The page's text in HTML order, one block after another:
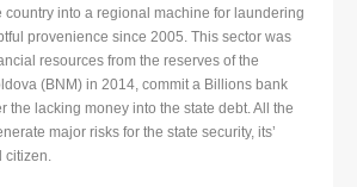
country into a regional machine for laundering
provenience since 2005. This sector was
resources from the reserves of the
(BNM) in 2014, commit a Billions bank
the lacking money into the state debt. All the
major risks for the state security, its’
citizen.